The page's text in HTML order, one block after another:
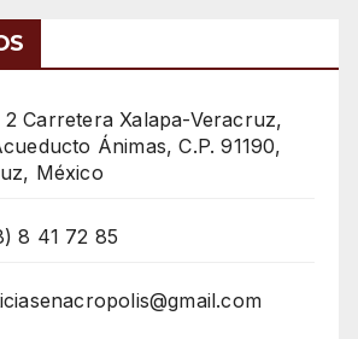
2 Carretera Xalapa-Veracruz,
Ánimas, C.P. 91190,
México
8 41 72 85